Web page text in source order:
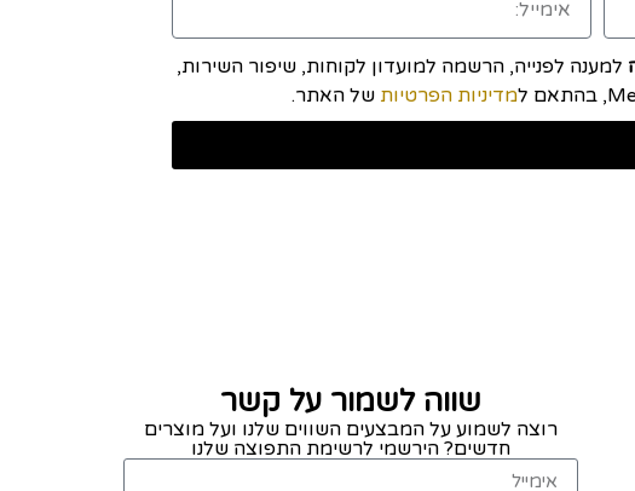
למענה לפנייה, הרשמה למועדון לקוחות, שיפור השירות,
מדיניות הפרטיות של האתר.
שווה לשמור על קשר
רוצה לשמוע על המבצעים השווים שלנו ועל מוצרים
חדשים? הירשמי לרשימת התפוצה שלנו